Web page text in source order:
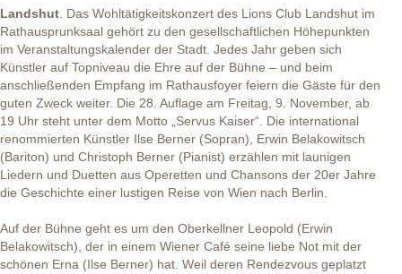
Landshut . Das Wohltätigkeitskonzert des Lions Club Landshut im
Rathausprunksaal gehört zu den gesellschaftlichen Höhepunkten
im Veranstaltungskalender der Stadt. Jedes Jahr geben sich
Künstler auf Topniveau die Ehre auf der Bühne – und beim
anschließenden Empfang im Rathausfoyer feiern die Gäste für den
guten Zweck weiter. Die 28. Auflage am Freitag, 9. November, ab
19 Uhr steht unter dem Motto „Servus Kaiser“. Die international
renommierten Künstler Ilse Berner (Sopran), Erwin Belakowitsch
(Bariton) und Christoph Berner (Pianist) erzählen mit launigen
Liedern und Duetten aus Operetten und Chansons der 20er Jahre
die Geschichte einer lustigen Reise von Wien nach Berlin.
Auf der Bühne geht es um den Oberkellner Leopold (Erwin
Belakowitsch), der in einem Wiener Café seine liebe Not mit der
schönen Erna (Ilse Berner) hat. Weil deren Rendezvous geplatzt